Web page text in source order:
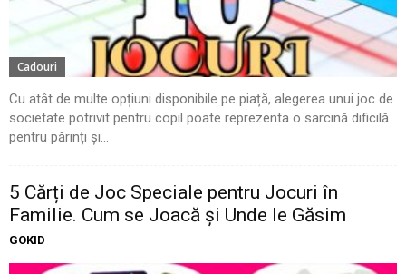
Cadouri
Cu atât de multe opțiuni disponibile pe piață, alegerea unui joc de
societate potrivit pentru copil poate reprezenta o sarcină dificilă
pentru părinți și...
5 Cărți de Joc Speciale pentru Jocuri în
Familie. Cum se Joacă și Unde le Găsim
GOKID